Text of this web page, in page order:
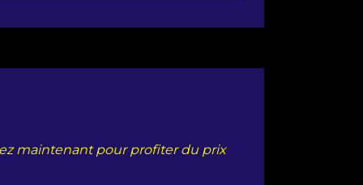
maintenant pour profiter du prix